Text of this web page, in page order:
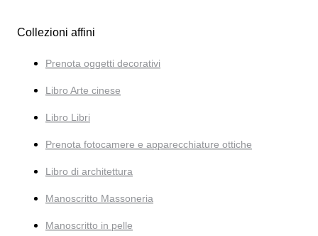
Collezioni affini
Prenota oggetti decorativi
Libro Arte cinese
Libro Libri
Prenota fotocamere e apparecchiature ottiche
Libro di architettura
Manoscritto Massoneria
Manoscritto in pelle